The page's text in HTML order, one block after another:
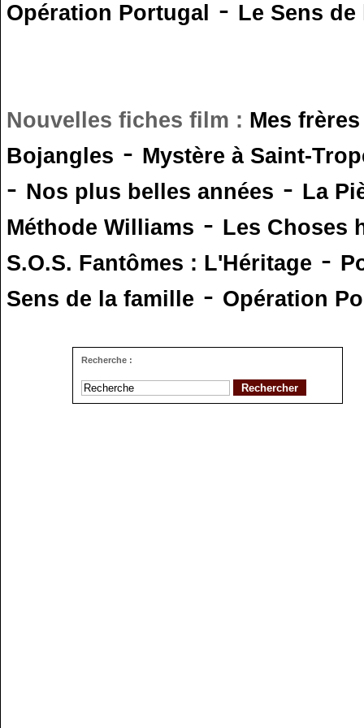
Opération Portugal - Le Sens
Nouvelles fiches film : Mes
Bojangles - Mystère à Saint-
- Nos plus belles années - La
Méthode Williams - Les Choses
S.O.S. Fantômes : L'Héritage -
Sens de la famille - Opération
Recherche :